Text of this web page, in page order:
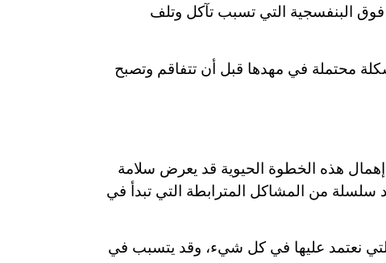
البنفسجية التي تسبب تآكل وتلف
محتملة في مهدها قبل أن تتفاقم وتصبح
إهمال هذه الخطوة الحيوية قد يعرض سلامة
من المشاكل المترابطة التي تبدأ في
التي نعتمد عليها في كل شيء، وقد يتسبب في